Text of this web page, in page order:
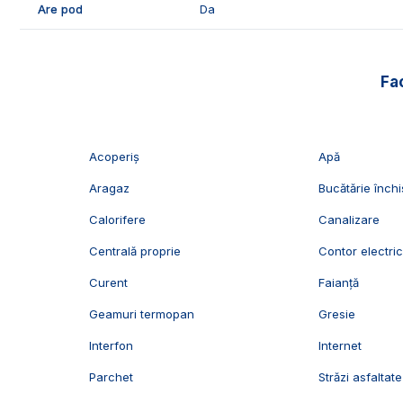
📞Pentru mai multe detalii sau pentru programarea
Are pod Da
Acoperiș Apă
Aragaz Bucătărie
Calorifere Canalizare
Centrală proprie Contor electric
Curent Faianță
Geamuri termopan Gresie
Interfon Internet
Parchet Străzi asfaltate